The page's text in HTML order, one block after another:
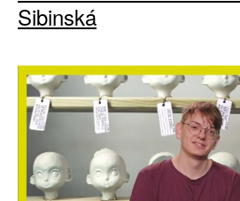
Sibinská